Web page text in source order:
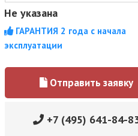
Не указана
ГАРАНТИЯ 2 года с начала
эксплуатации
Отправить заявку
+7 (495) 641-84-